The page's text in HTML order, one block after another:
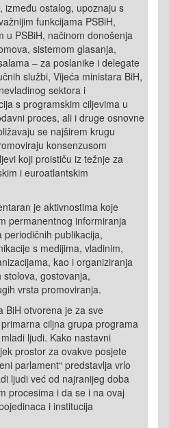
između ostalog, upoznaju s
funkcijama PSBiH,
u PSBiH, načinom donošenja
sistemom glasanja,
– za poslanike i delegate
službi, Vijeća ministara BiH,
sektora i
s programskim ciljevima u
proces, ali i druge osnovne
se najširem krugu
konsenzusom
koji proističu iz težnje za
i euroatlantskim
je aktivnostima koje
permanentnog informiranja
publikacija,
s medijima, vladinim,
kao i organiziranja
gostovanja,
vrsta promoviranja.
BiH otvorena je za sve
ciljna grupa programa
ljudi. Kako nastavni
prostor za ovakve posjete
parlament“ predstavlja vrlo
ljudi već od najranijeg doba
procesima i da se i na ovaj
i institucija